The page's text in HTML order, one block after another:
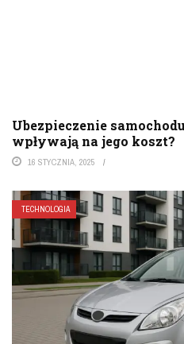
Ubezpieczenie
wpływają na jego koszt?
16 STYCZNIA, 2025
TECHNOLOGIA